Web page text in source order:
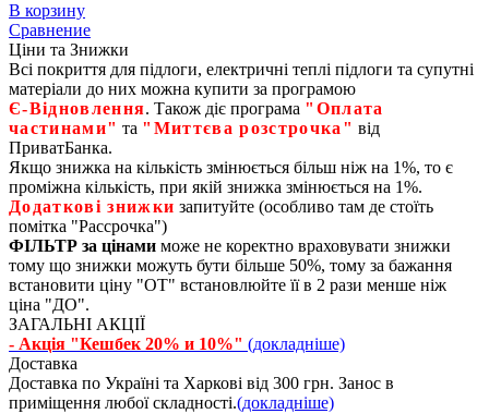
В корзину
Сравнение
Ціни та Знижки
Всі покриття для підлоги, електричні теплі підлоги та супутні
матеріали до них можна купити за програмою
Є‑Відновлення. Також діє програма "Оплата
частинами" та "Миттєва розстрочка" від
ПриватБанка.
Якщо знижка на кількість змінюється більш ніж на 1%, то є
проміжна кількість, при якій знижка змінюється на 1%.
Додаткові знижки запитуйте (особливо там де стоїть
помітка "Рассрочка")
ФІЛЬТР за цінами може не коректно враховувати знижки
тому що знижки можуть бути більше 50%, тому за бажання
встановити ціну "ОТ" встановлюйте її в 2 рази менше ніж
ціна "ДО".
ЗАГАЛЬНІ АКЦІЇ
- Акція "Кешбек 20% и 10%" (докладніше)
Доставка
Доставка по Україні та Харкові від 300 грн. Занос в
приміщення любої складності.(докладніше)